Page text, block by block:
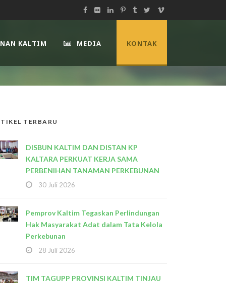
KALTIM MEDIA KONTAK
TERBARU
DISBUN KALTIM DAN DISTAN KP
KALTARA PERKUAT KERJA SAMA
PERBENIHAN TANAMAN PERKEBUNAN
30 Juli 2026
Pemprov Kaltim Tegaskan Perlindungan
Hak Masyarakat Adat dalam Tata Kelola
Perkebunan
28 Juli 2026
TIM TAGUPP PROVINSI KALTIM TINJAU